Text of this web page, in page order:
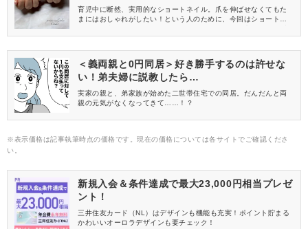
育児中に断然、実用的なショートネイル。爪を伸ばせなくてもた
まにはおしゃれがしたい！という人のために、今回はショートネ
に好感度も抜群なネイルデザインを揃えたので、ぜひチェックし
＜義両親と0円同居＞好き勝手するのは許せな
い！弟夫婦に説教したら…
実家の親と、弟家族が始めた二世帯住宅での同居。だんだんと両
親の元気がなくなってきて……！？
※表示価格は記事執筆時点の価格です。現在の価格については各サイトでご確認くださ
い。
新規入会＆条件達成で最大23,000円相当プレゼ
ント！
三井住友カード（NL）はデザインも機能も充実！ポイント貯まる
かわいいオーロラデザインも要チェック！